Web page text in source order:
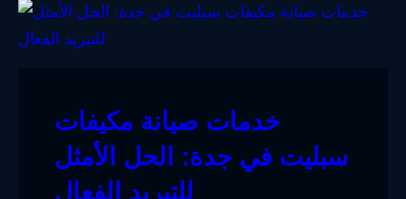
خدمات صيانة مكيفات
سبليت في جدة: الحل الأمثل
للتبريد الفعال